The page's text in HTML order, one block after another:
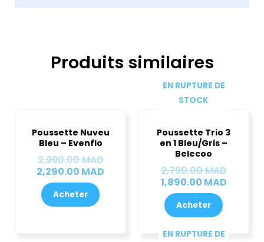
Produits similaires
Poussette Nuveu
Bleu – Evenflo
2,990.00MAD
initial
2,990.00 MAD.
2,290.00 MAD
actuel
Acheter
EN RUPTURE DE
STOCK
Poussette Trio 3
en 1 Bleu/Gris –
Belecoo
2,790.00MAD
prix
initial
1,890.00 MAD
prix
actuel
Acheter
EN RUPTURE DE